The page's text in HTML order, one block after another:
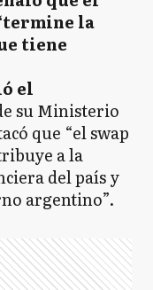
la
tiene
el
su Ministerio
que “el swap
a la
del país y
argentino”.